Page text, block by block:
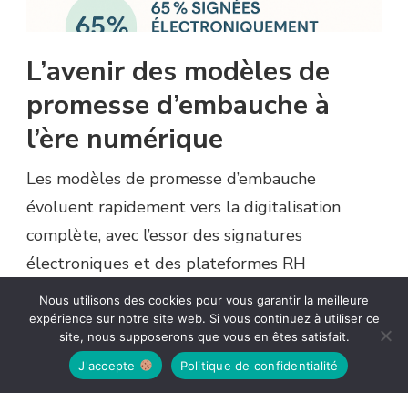
L’avenir des modèles de
promesse d’embauche à
l’ère numérique
Les modèles de promesse d’embauche
évoluent rapidement vers la digitalisation
complète, avec l’essor des signatures
électroniques et des plateformes RH
automatisées. Cette transformation offre
davantage de flexibilité et de rapidité dans les
processus de recrutement. L’intelligence
artificielle pourrait bientôt personnaliser
Nous utilisons des cookies pour vous garantir la meilleure
expérience sur notre site web. Si vous continuez à utiliser ce
site, nous supposerons que vous en êtes satisfait.
J'accepte
Politique de confidentialité